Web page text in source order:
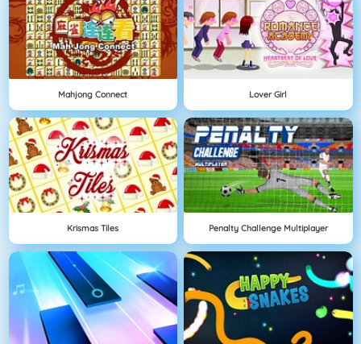
Mahjong Connect Lover Girl
Krismas Tiles Penalty Challenge Multiplayer